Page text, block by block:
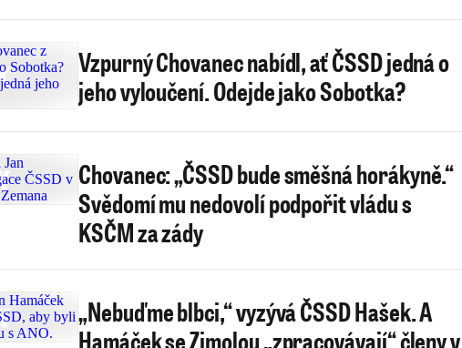
Vzpurný Chovanec nabídl, ať ČSSD jedná o
jeho vyloučení. Odejde jako Sobotka?
Chovanec: „ČSSD bude směšná horákyně.“
Svědomí mu nedovolí podpořit vládu s
KSČM za zády
„Nebuďme blbci,“ vyzývá ČSSD Hašek. A
Hamáček se Zimolou „zpracovávají“ členy v